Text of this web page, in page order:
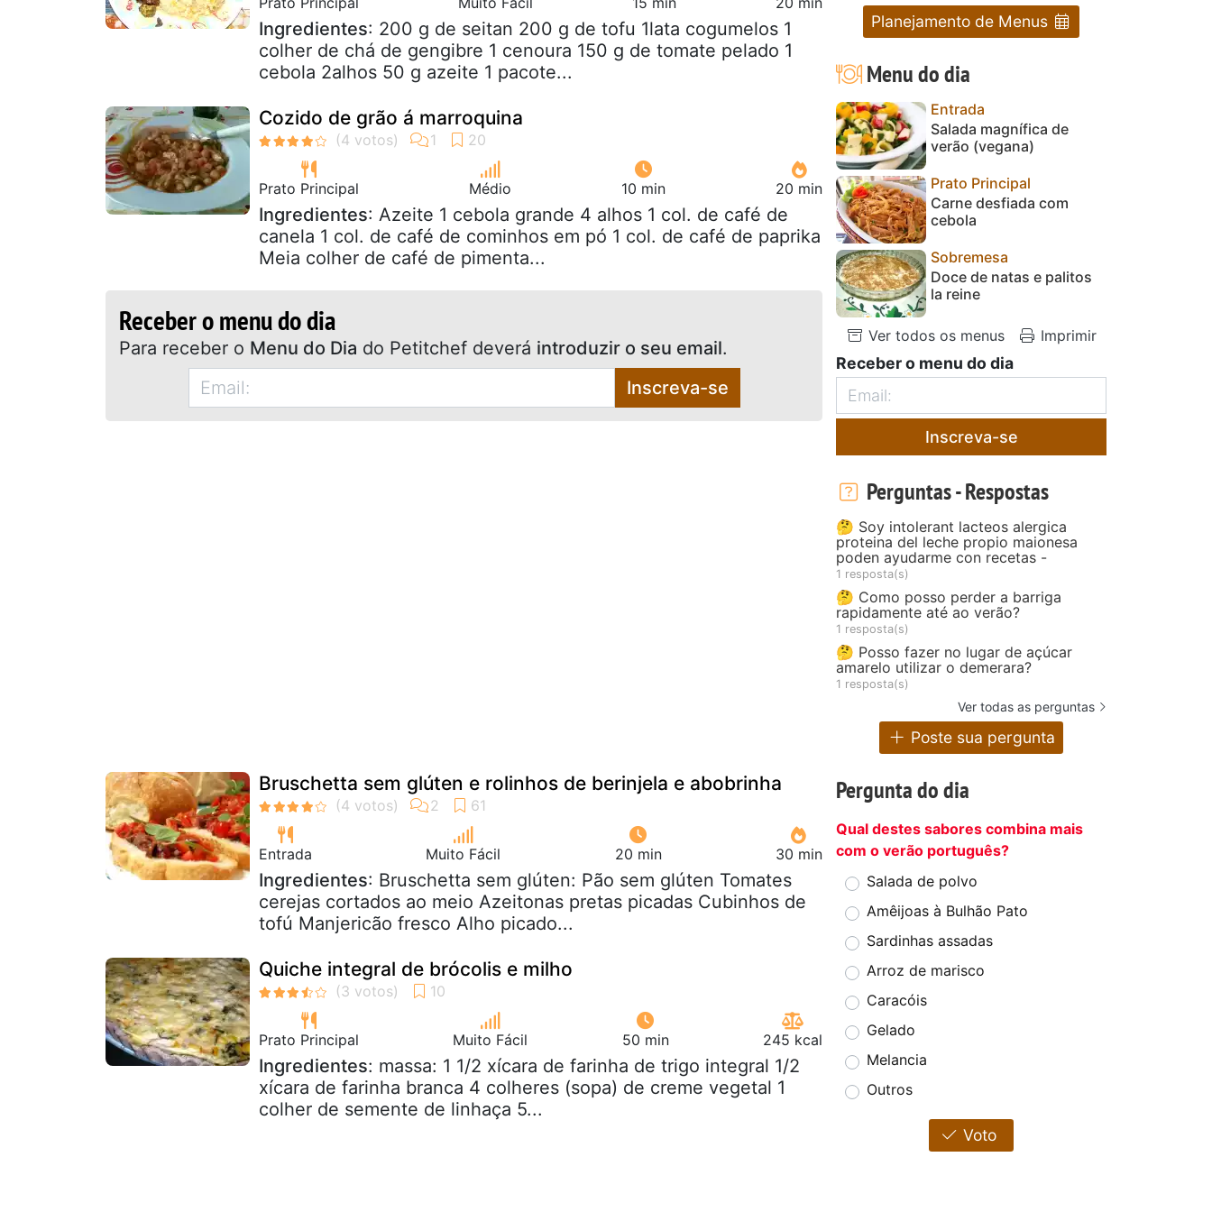
Ingredientes: 200 g de seitan 200 g de tofu 1lata cogumelos 1
colher de chá de gengibre 1 cenoura 150 g de tomate pelado 1
cebola 2alhos 50 g azeite 1 pacote...
Cozido de grão á marroquina
Prato Principal Médio 10 min 20 min
Ingredientes: Azeite 1 cebola grande 4 alhos 1 col. de café de
canela 1 col. de café de cominhos em pó 1 col. de café de paprika
Meia colher de café de pimenta...
Receber o menu do dia
Para receber o Menu do Dia do Petitchef deverá introduzir o seu email.
Inscreva-se
Bruschetta sem glúten e rolinhos de berinjela e abobrinha
Entrada Muito Fácil 20 min 30 min
Ingredientes: Bruschetta sem glúten: Pão sem glúten Tomates
cerejas cortados ao meio Azeitonas pretas picadas Cubinhos de
tofú Manjericão fresco Alho picado...
Quiche integral de brócolis e milho
Prato Principal Muito Fácil 50 min 245 kcal
Ingredientes: massa: 1 1/2 xícara de farinha de trigo integral 1/2
xícara de farinha branca 4 colheres (sopa) de creme vegetal 1
colher de semente de linhaça 5...
Planejamento de Menus
Menu do dia
Entrada
Salada magnífica de
verão (vegana)
Prato Principal
Carne desfiada com
cebola
Sobremesa
Doce de natas e palitos
la reine
Ver todos os menus Imprimir
Receber o menu do dia
Inscreva-se
Perguntas - Respostas
🤔 Soy intolerant lacteos alergica
proteina del leche propio maionesa
poden ayudarme con recetas -
1 resposta(s)
🤔 Como posso perder a barriga
rapidamente até ao verão?
1 resposta(s)
🤔 Posso fazer no lugar de açúcar
amarelo utilizar o demerara?
1 resposta(s)
Ver todas as perguntas
Poste sua pergunta
Pergunta do dia
Qual destes sabores combina mais
com o verão português?
Salada de polvo
Amêijoas à Bulhão Pato
Sardinhas assadas
Arroz de marisco
Caracóis
Gelado
Melancia
Outros
Voto